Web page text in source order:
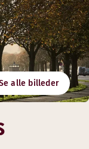
alle billeder